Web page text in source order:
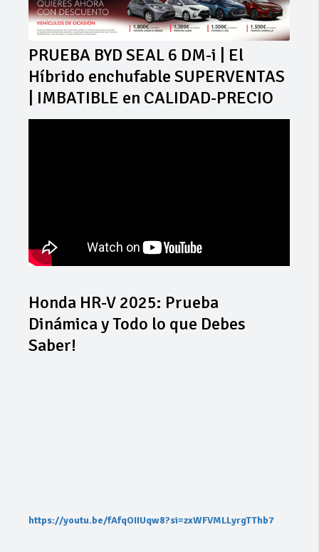
PRUEBA BYD SEAL 6 DM-i | El
Híbrido enchufable SUPERVENTAS
| IMBATIBLE en CALIDAD-PRECIO
Honda HR-V 2025: Prueba
Dinámica y Todo lo que Debes
Saber!
https://youtu.be/fAfqOIIUqw8?si=zxWFVMLLyrgTThb7